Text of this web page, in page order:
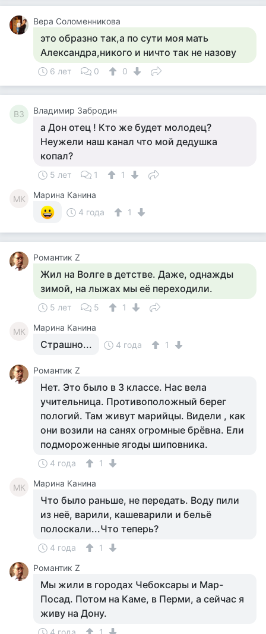
Вера Соломенникова
это образно так,а по сути моя мать
Александра,никого и ничто так не назову
6 лет 0 0
ВЗ Владимир Забродин
а Дон отец ! Кто же будет молодец?
Неужели наш канал что мой дедушка
копал?
5 лет 1 1
МК
Марина Канина
4 года
1
Романтик Z
Жил на Волге в детстве. Даже, однажды
зимой, на лыжах мы её переходили.
5 лет 5 1
МК Марина Канина
Страшно... 4 года 1
Романтик Z
Нет. Это было в 3 классе. Нас вела
учительница. Противоположный берег
пологий. Там живут марийцы. Видели , как
они возили на санях огромные брёвна. Ели
подмороженные ягоды шиповника.
4 года 1
МК Марина Канина
Что было раньше, не передать. Воду пили
из неё, варили, кашеварили и бельё
полоскали...Что теперь?
4 года
1
Романтик Z
Мы жили в городах Чебоксары и Мар-
Посад. Потом на Каме, в Перми, а сейчас я
живу на Дону.
4 года 1